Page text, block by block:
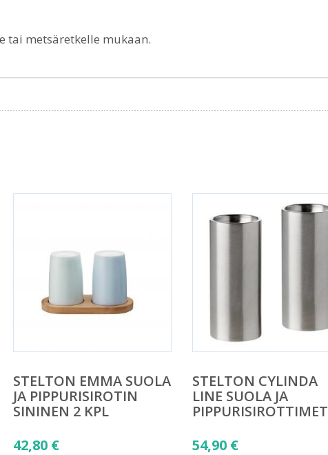
tai metsäretkelle mukaan.
STELTON EMMA SUOLA
JA PIPPURISIROTIN
SININEN 2 KPL
42,80 €
STELTON CYLINDA
LINE SUOLA JA
PIPPURISIROTTIMET
54,90 €